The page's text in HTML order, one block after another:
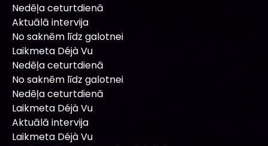
Nedēļa ceturtdienā
Aktuālā intervija
No saknēm līdz galotnei
Laikmeta Déjà Vu
Nedēļa ceturtdienā
No saknēm līdz galotnei
Nedēļa ceturtdienā
Laikmeta Déjà Vu
Aktuālā intervija
Laikmeta Déjà Vu